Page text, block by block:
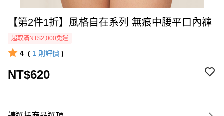
【第2件1折】風格自在系列 無痕中腰平口內褲
超取滿NT$2,000免運
4 ( 1 則評價 )
NT$620